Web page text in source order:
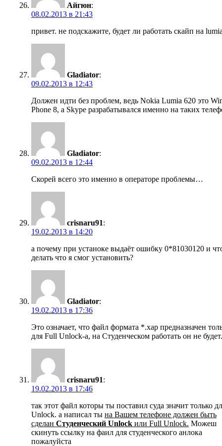
Айгюн:
08.02.2013 в 21:43
привет. не подскажите, будет ли работать скайп на
Gladiator:
09.02.2013 в 12:43
Должен идти без проблем, ведь Nokia Lumia 620 это
Phone 8, а Skype разрабатывался именно на таких
Gladiator:
09.02.2013 в 12:44
Скорей всего это именно в операторе проблемы…
crisnaru91:
19.02.2013 в 14:20
а почему при устаноке выдаёт ошибку 0*81030120 и
делать что я смог установить?
Gladiator:
19.02.2013 в 17:36
Это означает, что файл формата *.xap предназначен
для Full Unlock-а, на Студенческом работать он не будет.
crisnaru91:
19.02.2013 в 17:46
так этот файл которы ты поставил суда значит только
Unlock. а написал ты на Вашем телефоне должен быть
сделан Студенческий Unlock или Full Unlock. Можеш
скинуть ссылку на фаил для студенческого анлока
пожалуйста